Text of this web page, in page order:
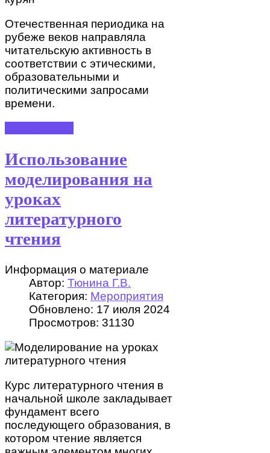
Отечественная периодика на
рубеже веков направляла
читательскую активность в
соответствии с этическими,
образовательными и
политическими запросами
времени.
Использование
моделирования на
уроках
литературного
чтения
Информация о материале
Автор: Тюнина Г.В.
Категория: Мероприятия
Обновлено: 17 июля 2024
Просмотров: 31130
Курс литературного чтения в
начальной школе закладывает
фундамент всего
последующего образования, в
котором чтение является